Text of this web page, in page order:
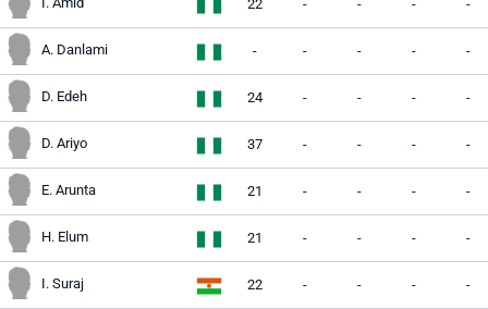
22 - - - -
A. Danlami - - - - -
D. Edeh 24 - - - -
D. Ariyo 37 - - - -
E. Arunta 21 - - - -
H. Elum 21 - - - -
I. Suraj 22 - - - -